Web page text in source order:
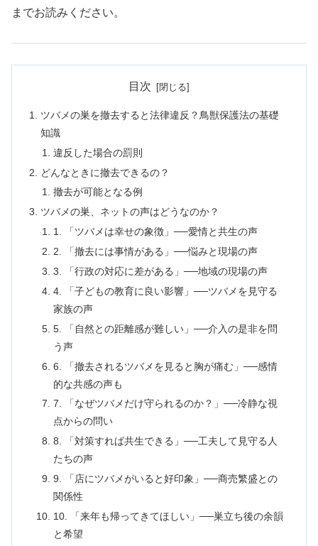
までお読みください。
目次
ツバメの巣を撤去すると法律違反？鳥獣保護法の基礎
知識
違反した場合の罰則
どんなときに撤去できるの？
撤去が可能となる例
ツバメの巣、ネットの声はどうなのか？
1. 「ツバメは幸せの象徴」──愛情と共生の声
2. 「撤去には事情がある」──悩みと現場の声
3. 「行政の対応に差がある」──地域の現場の声
4. 「子どもの教育に良い影響」──ツバメを見守る
家族の声
5. 「自然との距離感が難しい」──介入の是非を問
う声
6. 「撤去されるツバメを見ると胸が痛む」──感情
的な共感の声も
7. 「なぜツバメだけ守られるのか？」──冷静な視
点からの問い
8. 「対策すれば共生できる」──工夫して見守る人
たちの声
9. 「店にツバメがいると好印象」──商売繁盛との
関係性
10. 「来年も帰ってきてほしい」──巣立ち後の余韻
と希望